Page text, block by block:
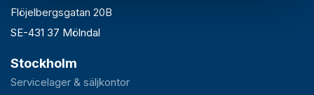
Flöjelbergsgatan 20B
SE-431 37 Mölndal
Stockholm
Servicelager & säljkontor